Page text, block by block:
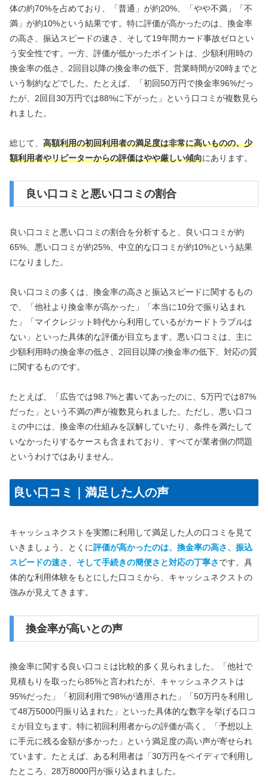
体の約70%を占めており、「普通」が約20%、「やや不満」「不
満」が約10%という結果です。特に評価が高かったのは、換金率
の高さ、振込スピードの速さ、そして19年間カード事故ゼロとい
う安全性です。一方、評価が低かったポイントは、少額利用時の
換金率の低さ、2回目以降の換金率の低下、営業時間が20時までと
いう制約などでした。たとえば、「初回50万円で換金率96%だっ
たが、2回目30万円では88%に下がった」という口コミが複数見ら
れました。
総じて、 高額利用の初回利用者の満足度は非常に高いものの、少
額利用者やリピーターからの評価はやや厳しい傾向にあります。
良い口コミと悪い口コミの割合
良い口コミと悪い口コミの割合を分析すると、良い口コミが約
65%、悪い口コミが約25%、中立的な口コミが約10%という結果
になりました。
良い口コミの多くは、換金率の高さと振込スピードに関するもの
で、「他社より換金率が高かった」「本当に10分で振り込まれ
た」「マイクレジット時代から利用しているがカードトラブルは
ない」といった具体的な評価が目立ちます。悪い口コミは、主に
少額利用時の換金率の低さ、2回目以降の換金率の低下、対応の質
に関するものです。
たとえば、「広告では98.7%と書いてあったのに、5万円では87%
だった」という不満の声が複数見られました。ただし、悪い口コ
ミの中には、換金率の仕組みを誤解していたり、条件を満たして
いなかったりするケースも含まれており、すべてが業者側の問題
というわけではありません。
良い口コミ｜満足した人の声
キャッシュネクストを実際に利用して満足した人の口コミを見て
いきましょう。とくに評価が高かったのは、換金率の高さ、振込
スピードの速さ、そして手続きの簡便さと対応の丁寧さです。具
体的な利用体験をもとにした口コミから、キャッシュネクストの
強みが見えてきます。
換金率が高いとの声
換金率に関する良い口コミは比較的多く見られました。「他社で
見積もりを取ったら85%と言われたが、キャッシュネクストは
95%だった」「初回利用で98%が適用された」「50万円を利用し
て48万5000円振り込まれた」といった具体的な数字を挙げる口コ
ミが目立ちます。特に初回利用者からの評価が高く、「予想以上
に手元に残る金額が多かった」という満足度の高い声が寄せられ
ています。たとえば、ある利用者は「30万円をペイディで利用し
たところ、28万8000円が振り込まれました。